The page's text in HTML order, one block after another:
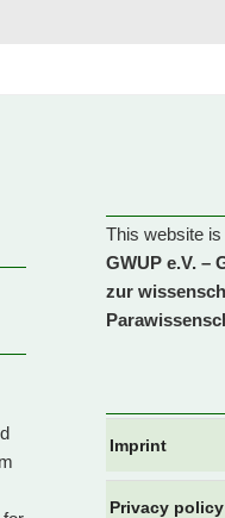
This website
GWUP e.V. –
zur
Imprint
Privacy policy